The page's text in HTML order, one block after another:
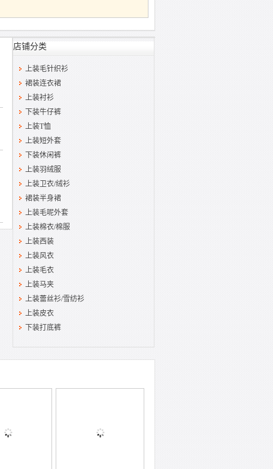
店铺分类
上装毛针织衫
裙装连衣裙
上装衬衫
下装牛仔裤
上装T恤
上装短外套
下装休闲裤
上装羽绒服
上装卫衣/绒衫
裙装半身裙
上装毛呢外套
上装棉衣/棉服
上装西装
上装风衣
上装毛衣
上装马夹
上装蕾丝衫/雪纺衫
上装皮衣
下装打底裤